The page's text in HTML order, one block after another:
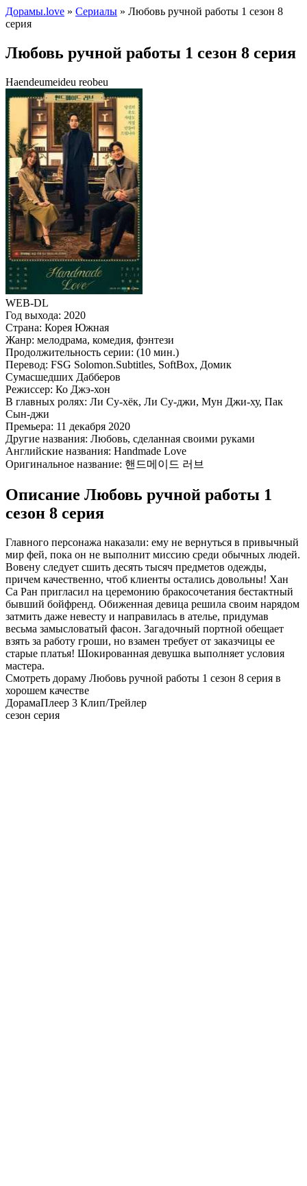
Дорамы.love » Сериалы » Любовь ручной работы 1 сезон 8
серия
Любовь ручной работы 1 сезон 8 серия
Haendeumeideu reobeu
WEB-DL
Год выхода: 2020
Страна: Корея Южная
Жанр: мелодрама, комедия, фэнтези
Продолжительность серии: (10 мин.)
Перевод: FSG Solomon.Subtitles, SoftBox, Домик
Сумасшедших Дабберов
Режиссер: Ко Джэ-хон
В главных ролях: Ли Су-хёк, Ли Су-джи, Мун Джи-ху, Пак
Сын-джи
Премьера: 11 декабря 2020
Другие названия: Любовь, сделанная своими руками
Английские названия: Handmade Love
Оригинальное название: 핸드메이드 러브
Описание Любовь ручной работы 1
сезон 8 серия
Главного персонажа наказали: ему не вернуться в привычный
мир фей, пока он не выполнит миссию среди обычных людей.
Вовену следует сшить десять тысяч предметов одежды,
причем качественно, чтоб клиенты остались довольны! Хан
Са Ран пригласил на церемонию бракосочетания бестактный
бывший бойфренд. Обиженная девица решила своим нарядом
затмить даже невесту и направилась в ателье, придумав
весьма замысловатый фасон. Загадочный портной обещает
взять за работу гроши, но взамен требует от заказчицы ее
старые платья! Шокированная девушка выполняет условия
мастера.
Смотреть дораму Любовь ручной работы 1 сезон 8 серия в
хорошем качестве
ДорамаПлеер 3 Клип/Трейлер
сезон серия